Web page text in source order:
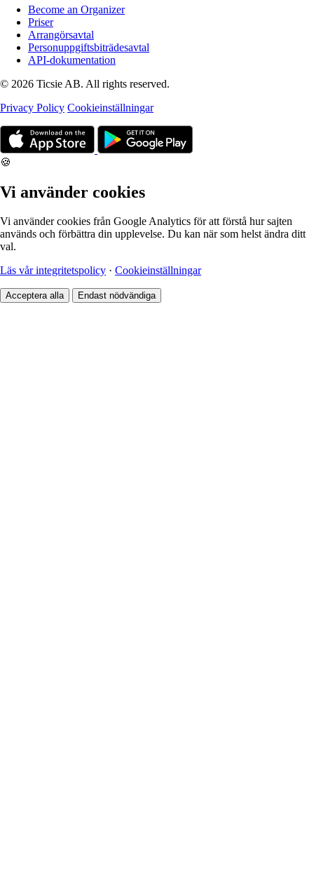
Become an Organizer
Priser
Arrangörsavtal
Personuppgiftsbiträdesavtal
API-dokumentation
© 2026 Ticsie AB. All rights reserved.
Privacy Policy Cookieinställningar
🍪
Vi använder cookies
Vi använder cookies från Google Analytics för att förstå hur sajten
används och förbättra din upplevelse. Du kan när som helst ändra ditt
val.
Läs vår integritetspolicy · Cookieinställningar
Acceptera alla Endast nödvändiga